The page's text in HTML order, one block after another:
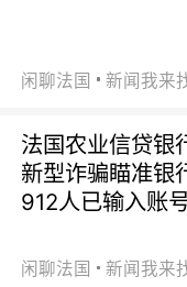
闲聊法国 新闻我来
法国农业信贷银
新型诈骗瞄准银
912人已输入账
闲聊法国 新闻我来